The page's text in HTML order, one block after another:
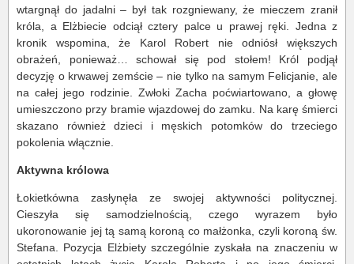
wtargnął do jadalni – był tak rozgniewany, że mieczem zranił
króla, a Elżbiecie odciął cztery palce u prawej ręki. Jedna z
kronik wspomina, że Karol Robert nie odniósł większych
obrażeń, ponieważ… schował się pod stołem! Król podjął
decyzję o krwawej zemście – nie tylko na samym Felicjanie, ale
na całej jego rodzinie. Zwłoki Zacha poćwiartowano, a głowę
umieszczono przy bramie wjazdowej do zamku. Na karę śmierci
skazano również dzieci i męskich potomków do trzeciego
pokolenia włącznie.
Aktywna królowa
Łokietkówna zasłynęła ze swojej aktywności politycznej.
Cieszyła się samodzielnością, czego wyrazem było
ukoronowanie jej tą samą koroną co małżonka, czyli koroną św.
Stefana. Pozycja Elżbiety szczególnie zyskała na znaczeniu w